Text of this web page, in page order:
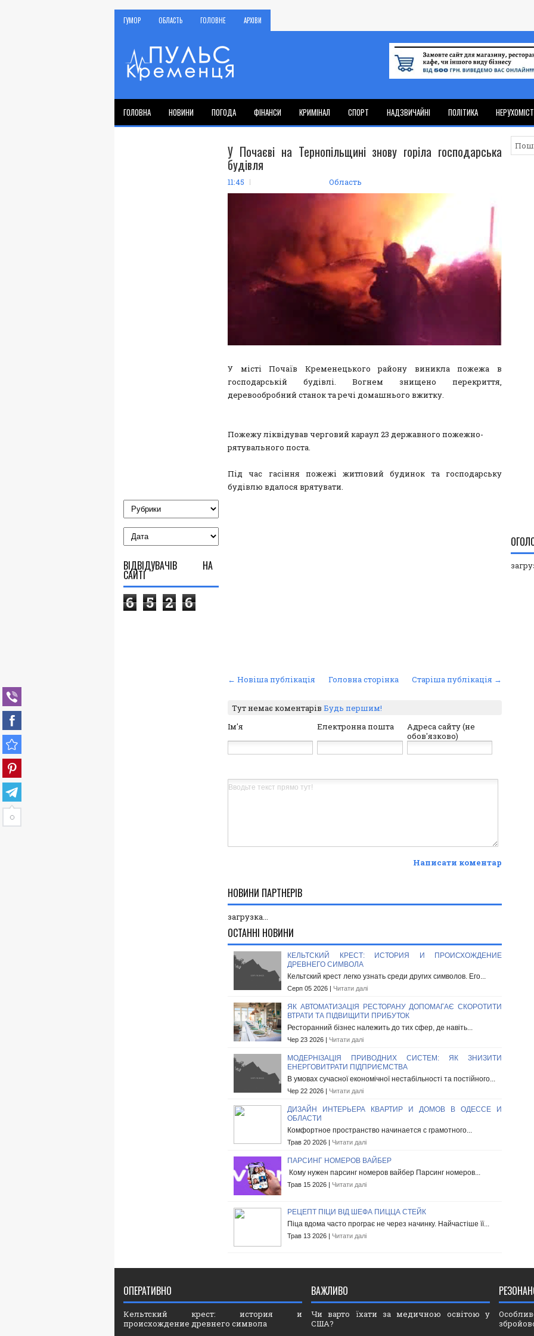
ГУМОР ОБЛАСТЬ ГОЛОВНЕ АРХІВИ
ГОЛОВНА НОВИНИ ПОГОДА ФІНАНСИ КРИМІНАЛ СПОРТ НАДЗВИЧАЙНІ ПОЛІТИКА
У Почаєві на Тернопільщині знову горіла господарська
будівля
11:45 Область
У місті Почаїв Кременецького району виникла пожежа в
господарській будівлі. Вогнем знищено перекриття,
деревообробний станок та речі домашнього вжитку.
Пожежу ліквідував черговий караул 23 державного пожежно-
рятувального поста.
Під час гасіння пожежі житловий будинок та господарську
будівлю вдалося врятувати.
← Новіша публікація Старіша публікація →
Головна сторінка
Тут немає коментарів Будь першим!
Ім'я
Електронна пошта
Адреса сайту (не
обов'язково)
Написати коментар
НОВИНИ ПАРТНЕРІВ
загрузка...
ОСТАННІ НОВИНИ
КЕЛЬТСКИЙ КРЕСТ: ИСТОРИЯ И ПРОИСХОЖДЕНИЕ
ДРЕВНЕГО СИМВОЛА
Кельтский крест легко узнать среди других символов. Его...
Серп 05 2026 | Читати далі
ЯК АВТОМАТИЗАЦІЯ РЕСТОРАНУ ДОПОМАГАЄ СКОРОТИТИ
ВТРАТИ ТА ПІДВИЩИТИ ПРИБУТОК
Ресторанний бізнес належить до тих сфер, де навіть...
Чер 23 2026 | Читати далі
МОДЕРНІЗАЦІЯ ПРИВОДНИХ СИСТЕМ: ЯК ЗНИЗИТИ
ЕНЕРГОВИТРАТИ ПІДПРИЄМСТВА
В умовах сучасної економічної нестабільності та постійного...
Чер 22 2026 | Читати далі
ДИЗАЙН ИНТЕРЬЕРА КВАРТИР И ДОМОВ В ОДЕССЕ И
ОБЛАСТИ
Комфортное пространство начинается с грамотного...
Трав 20 2026 | Читати далі
ПАРСИНГ НОМЕРОВ ВАЙБЕР
Кому нужен парсинг номеров вайбер Парсинг номеров...
Трав 15 2026 | Читати далі
РЕЦЕПТ ПІЦИ ВІД ШЕФА ПИЦЦА СТЕЙК
Піца вдома часто програє не через начинку. Найчастіше її...
Трав 13 2026 | Читати далі
ВІДВІДУВАЧІВ НА
САЙТІ
6 5 2 6
ОПЕРАТИВНО
Кельтский крест: история и
происхождение древнего символа
ВАЖЛИВО
Чи варто їхати за медичною освітою у
США?